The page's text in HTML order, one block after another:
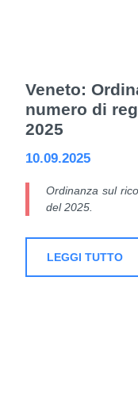
Veneto:
numero di
2025
10.09.2025
Ordinanza sul
del 2025.
LEGGI TUTTO